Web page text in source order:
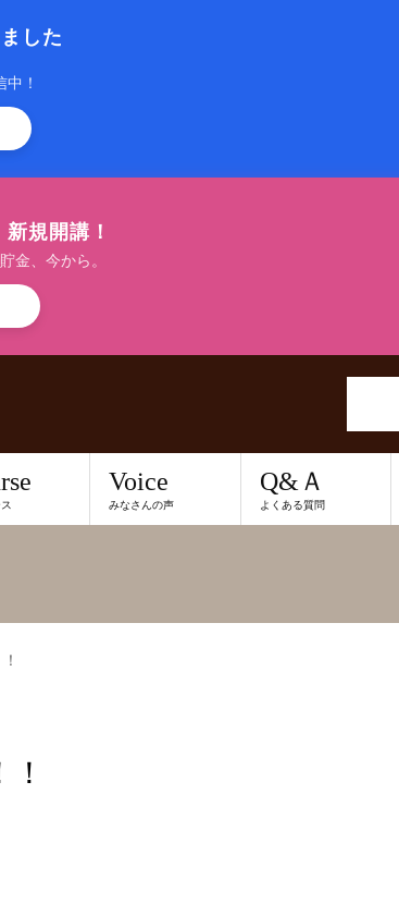
した
！
規開講！
金、今から。
Voice
みなさんの声
Q&Ａ
よくある質問